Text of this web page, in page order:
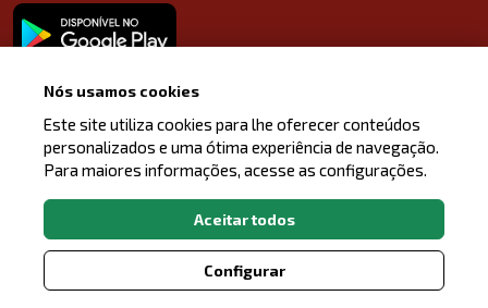
Baixe o aplicativo na Google Play Store
LinkedInFacebookInstagram
REDE DE POSTOS SANDER, TODOS OS DIREITOS
Nós usamos cookies
Este site utiliza cookies para lhe oferecer conteúdos
personalizados e uma ótima experiência de navegação.
Para maiores informações, acesse as configurações.
Aceitar todos
Configurar